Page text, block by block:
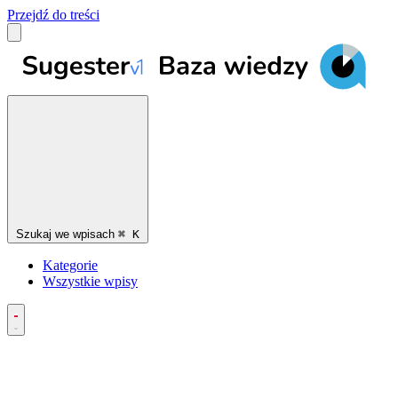
Przejdź do treści
Szukaj we wpisach ⌘ K
Kategorie
Wszystkie wpisy